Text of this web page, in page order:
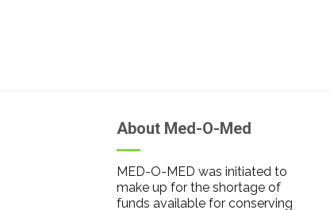
About Med-O-Med
MED-O-MED was initiated to
make up for the shortage of
funds available for conserving